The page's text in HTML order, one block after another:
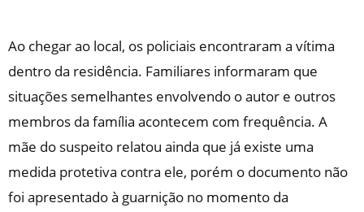
Ao chegar ao local, os policiais encontraram a vítima
dentro da residência. Familiares informaram que
situações semelhantes envolvendo o autor e outros
membros da família acontecem com frequência. A
mãe do suspeito relatou ainda que já existe uma
medida protetiva contra ele, porém o documento não
foi apresentado à guarnição no momento da